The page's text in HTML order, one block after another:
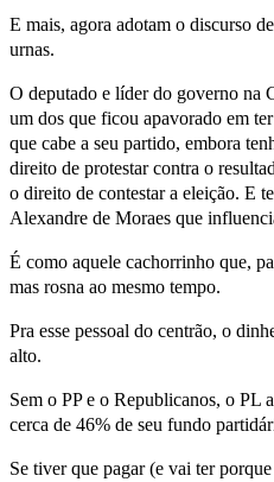
E mais, agora adotam o discurso
urnas.
O deputado e líder do governo na
um dos que ficou apavorado em
que cabe a seu partido, embora
direito de protestar contra o
o direito de contestar a eleição. E
Alexandre de Moraes que
É como aquele cachorrinho que,
mas rosna ao mesmo tempo.
Pra esse pessoal do centrão, o
alto.
Sem o PP e o Republicanos, o PL
cerca de 46% de seu fundo
Se tiver que pagar (e vai ter